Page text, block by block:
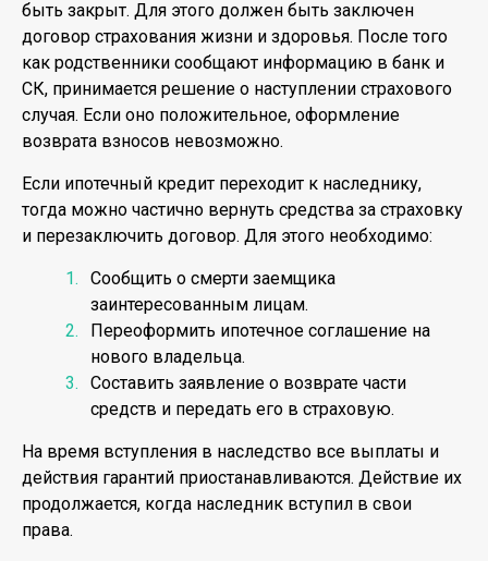
быть закрыт. Для этого должен быть заключен
договор страхования жизни и здоровья. После того
как родственники сообщают информацию в банк и
СК, принимается решение о наступлении страхового
случая. Если оно положительное, оформление
возврата взносов невозможно.
Если ипотечный кредит переходит к наследнику,
тогда можно частично вернуть средства за страховку
и перезаключить договор. Для этого необходимо:
Сообщить о смерти заемщика
заинтересованным лицам.
Переоформить ипотечное соглашение на
нового владельца.
Составить заявление о возврате части
средств и передать его в страховую.
На время вступления в наследство все выплаты и
действия гарантий приостанавливаются. Действие их
продолжается, когда наследник вступил в свои
права.